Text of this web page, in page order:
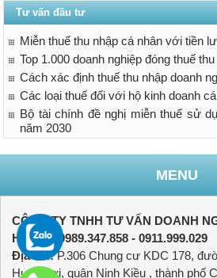
Tư vấn đầu tư
Miễn thuế thu nhập cá nhân với tiền
Top 1.000 doanh nghiệp đóng thuế
Cách xác định thuế thu nhập doanh
Các loại thuế đối với hộ kinh doanh
Bộ tài chính đề nghị miễn thuế sử
năm 2030
MENU
CÔNG TY TNHH TƯ VẤN DOANH
Hotline:
0989.347.858 - 0911.999.029
Địa chỉ:P.306 Chung cư KDC 178,
Hưng Lợi, quận Ninh Kiều , thành phố